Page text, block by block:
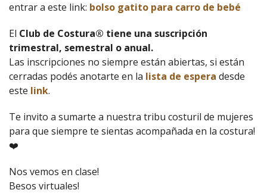
entrar a este link: bolso gatito para carro de bebé
El Club de Costura® tiene una suscripción
trimestral, semestral o anual.
Las inscripciones no siempre están abiertas, si están
cerradas podés anotarte en la lista de espera desde
este link.
Te invito a sumarte a nuestra tribu costuril de mujeres
para que siempre te sientas acompañada en la costura!
❤️
Nos vemos en clase!
Besos virtuales!